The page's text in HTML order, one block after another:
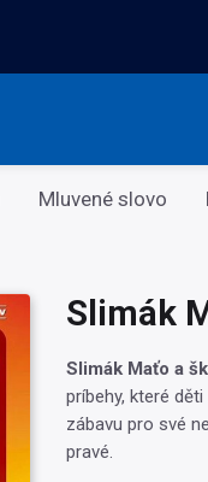
Mluvené slovo
Slimák
Slimák Maťo a
príbehy, které
zábavu pro své
pravé.